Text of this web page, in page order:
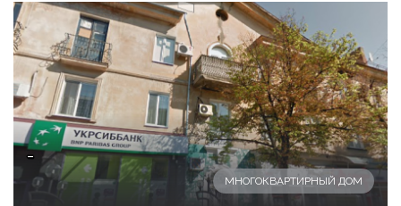
-
МНОГОКВАРТИРНЫЙ ДОМ